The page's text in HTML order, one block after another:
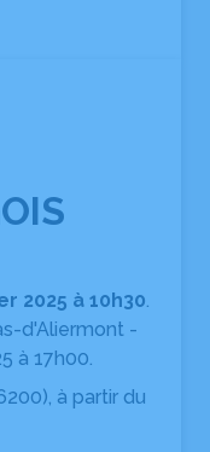
2025 à 10h30.
d'Aliermont -
à 17h00.
à partir du